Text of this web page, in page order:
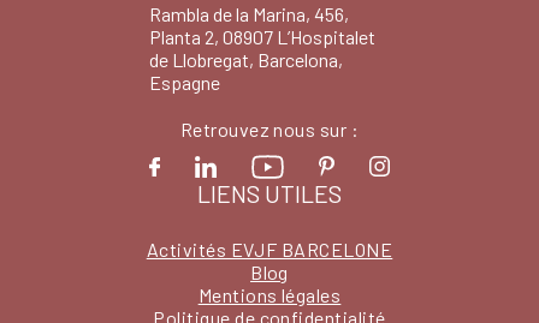
Rambla de la Marina, 456,
Planta 2, 08907 L’Hospitalet
de Llobregat, Barcelona,
Espagne
Retrouvez nous sur :
LIENS UTILES
Activités EVJF BARCELONE
Blog
Mentions légales
Politique de confidentialité